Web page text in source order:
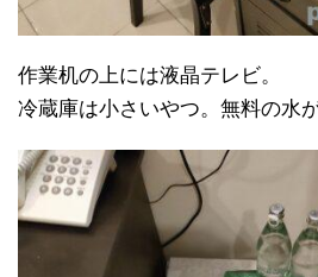
作業机の上には液晶テレビ。
冷蔵庫は小さいやつ。無料の水が